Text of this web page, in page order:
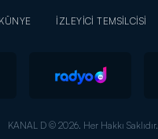
KÜNYE İZLEYİCİ TEMSİLCİSİ
KANAL D © 2026. Her Hakkı Saklıdır.